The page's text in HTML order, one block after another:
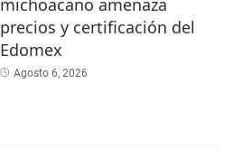
michoacano amenaza
precios y certificación del
Edomex
Agosto 6, 2026